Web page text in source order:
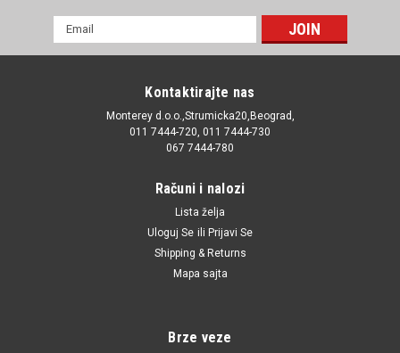
1J0411314R / 1J0411314RS1 / 21652982 / 30927304 /
VOSB13250 / F85221 / 3405301 / TD560W / 21652982 / 1140602700 /
CRB3001 / 110063010 / 1004110033 / 985453 / T404369 / 109419 / FZ9022
Gumica balans stangle Audi,VW,Seat,Skoda fi 19mm
mail
Kontaktirajte nas
Monterey d.o.o.,Strumicka20,Beograd,
011 7444-720, 011 7444-730
067 7444-780
Računi i nalozi
Lista želja
Uloguj Se ili Prijavi Se
Shipping & Returns
Mapa sajta
Brze veze